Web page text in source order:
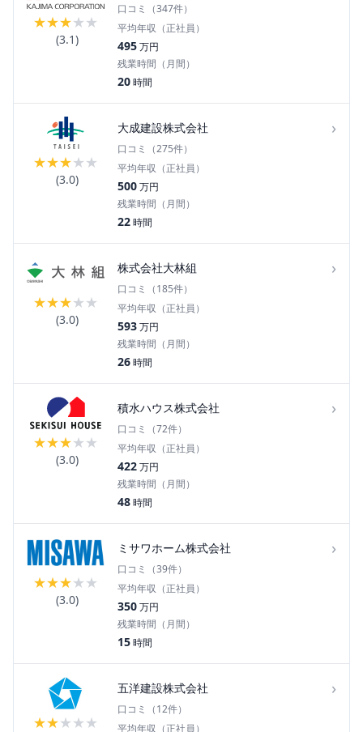
★★★★★
(3.1)
口コミ（347件）
平均年収（正社員）
495万円
残業時間（月間）
20時間
★★★★★
(3.0)
大成建設株式会社 ›
口コミ（275件）
平均年収（正社員）
500万円
残業時間（月間）
22時間
★★★★★
(3.0)
株式会社大林組 ›
口コミ（185件）
平均年収（正社員）
593万円
残業時間（月間）
26時間
★★★★★
(3.0)
積水ハウス株式会社 ›
口コミ（72件）
平均年収（正社員）
422万円
残業時間（月間）
48時間
★★★★★
(3.0)
ミサワホーム株式会社 ›
口コミ（39件）
平均年収（正社員）
350万円
残業時間（月間）
15時間
★★★★★
五洋建設株式会社 ›
口コミ（12件）
平均年収（正社員）